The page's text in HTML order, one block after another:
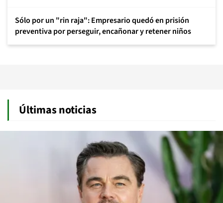
Sólo por un "rin raja": Empresario quedó en prisión
preventiva por perseguir, encañonar y retener niños
Últimas noticias